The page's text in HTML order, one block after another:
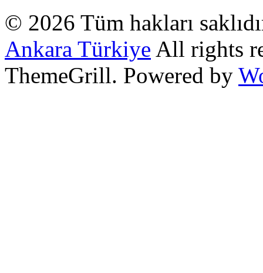
© 2026 Tüm hakları
Ankara Türkiye All rights
ThemeGrill. Powered by